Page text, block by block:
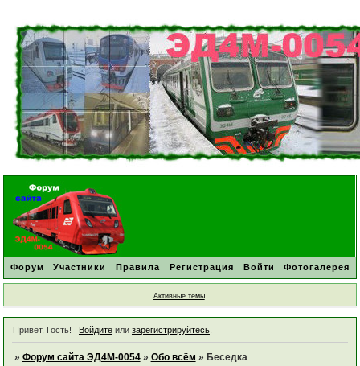
Форум Участники Правила Регистрация Войти Фотогалерея
Активные темы
Привет, Гость! Войдитеили зарегистрируйтесь.
» Форум сайта ЭД4М-0054 » Обо всём » Беседка